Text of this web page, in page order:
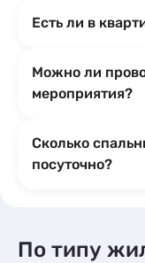
Есть ли в
Можно ли
мероприятия?
Сколько
посуточно?
По типу